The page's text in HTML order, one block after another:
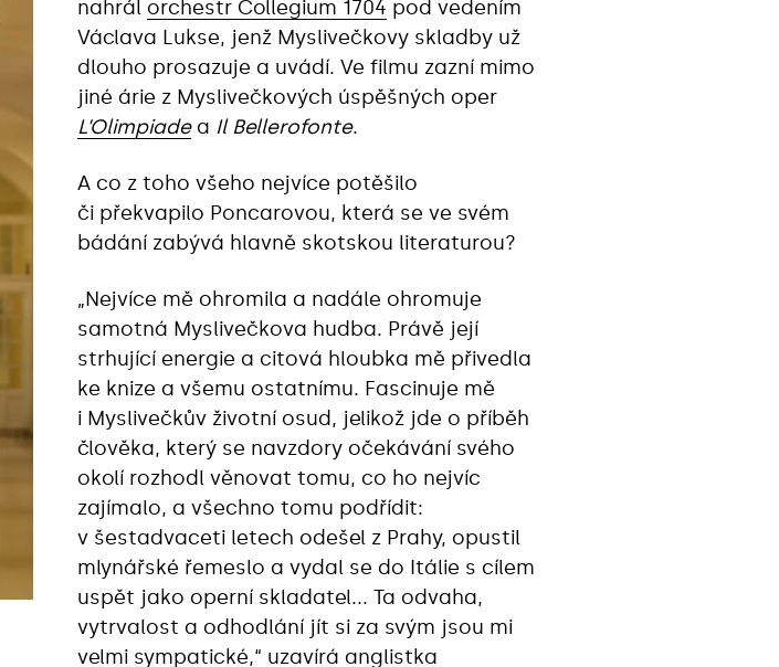
nahrál orchestr Collegium 1704 pod vedením
Václava Lukse, jenž Myslivečkovy skladby už
dlouho prosazuje a uvádí. Ve filmu zazní mimo
jiné árie z Myslivečkových úspěšných oper
L’Olimpiadea Il Bellerofonte.
A co z toho všeho nejvíce potěšilo
či překvapilo Poncarovou, která se ve svém
bádání zabývá hlavně skotskou literaturou?
„Nejvíce mě ohromila a nadále ohromuje
samotná Myslivečkova hudba. Právě její
strhující energie a citová hloubka mě přivedla
ke knize a všemu ostatnímu. Fascinuje mě
i Myslivečkův životní osud, jelikož jde o příběh
člověka, který se navzdory očekávání svého
okolí rozhodl věnovat tomu, co ho nejvíc
zajímalo, a všechno tomu podřídit:
v šestadvaceti letech odešel z Prahy, opustil
mlynářské řemeslo a vydal se do Itálie s cílem
uspět jako operní skladatel... Ta odvaha,
vytrvalost a odhodlání jít si za svým jsou mi
velmi sympatické,“ uzavírá anglistka